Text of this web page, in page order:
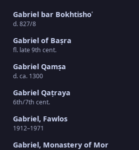
Gabriel bar Bokhtishoʿ
d. 827/8
Gabriel of Baṣra
fl. late 9th cent.
Gabriel Qamṣa
d. ca. 1300
Gabriel Qaṭraya
6th/7th cent.
Gabriel, Fawlos
1912–1971
Gabriel, Monastery of Mor